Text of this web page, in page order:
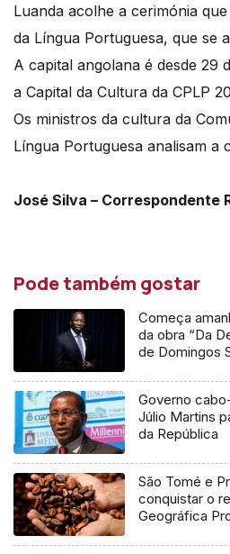
Luanda acolhe a cerimónia
da Língua Portuguesa, que se
A capital angolana é desde 29
a Capital da Cultura da CPLP
Os ministros da cultura da
Língua Portuguesa analisam a
José Silva – Correspondente
Pode também gostar
Começa
da obra “Da
de Domingos
Governo
Júlio Martins
da República
São Tomé e
conquistar o
Geográfica